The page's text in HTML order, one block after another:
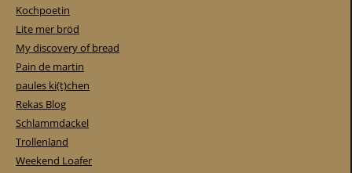
Kochpoetin
Lite mer bröd
My discovery of bread
Pain de martin
paules ki(t)chen
Rekas Blog
Schlammdackel
Trollenland
Weekend Loafer